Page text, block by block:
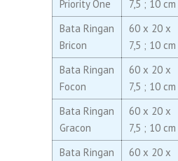
Priority One
7,5 ; 10 cm
Bata Ringan
Bricon
60 x 20 x
7,5 ; 10 cm
Bata Ringan
Focon
60 x 20 x
7,5 ; 10 cm
Bata Ringan
Gracon
60 x 20 x
7,5 ; 10 cm
Bata Ringan
60 x 20 x